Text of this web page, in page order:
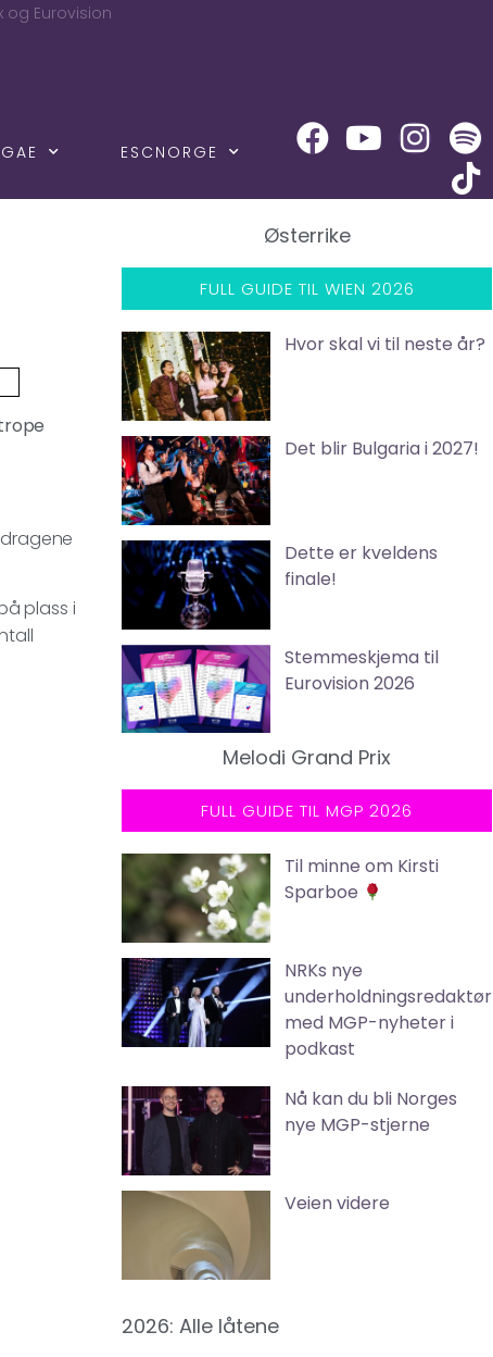
og Eurovision
ESCNORGE
plass i
Østerrike
FULL GUIDE TIL WIEN 2026
Hvor skal vi til neste år?
Det blir Bulgaria i 2027!
Dette er kveldens
finale!
Stemmeskjema til
Eurovision 2026
Melodi Grand Prix
FULL GUIDE TIL MGP 2026
Til minne om Kirsti
Sparboe
NRKs nye
underholdningsredaktør
med MGP-nyheter i
podkast
Nå kan du bli Norges
nye MGP-stjerne
Veien videre
2026: Alle låtene